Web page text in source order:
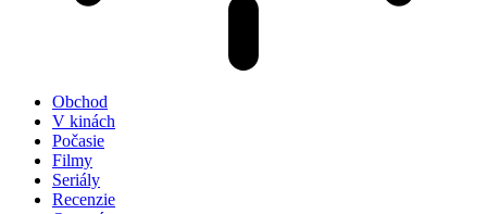
Obchod
V kinách
Počasie
Filmy
Seriály
Recenzie